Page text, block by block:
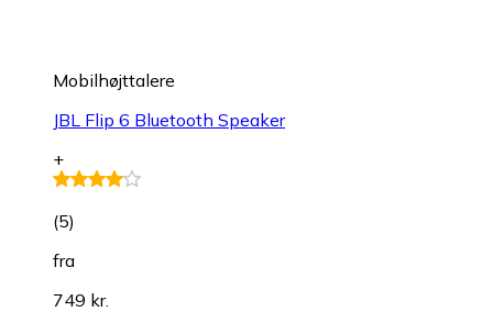
Mobilhøjttalere
JBL Flip 6 Bluetooth Speaker
+
(5)
fra
749 kr.